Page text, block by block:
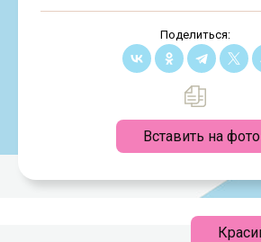
Поделиться:
Вставить на фото